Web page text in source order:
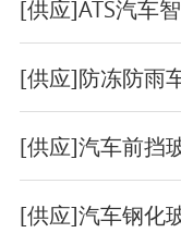
[供应]ATS汽车
[供应]防冻防雨
[供应]汽车前挡
[供应]汽车钢化